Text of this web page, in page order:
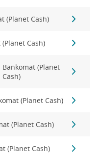
(Planet Cash)
Cash)
Bankomat (Planet
Cash)
(Planet Cash)
(Planet Cash)
(Planet Cash)